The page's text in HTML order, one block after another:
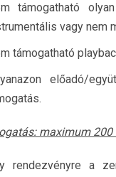
támogatható
vagy nem
támogatható
előadó/
maximum
rendezvényre a